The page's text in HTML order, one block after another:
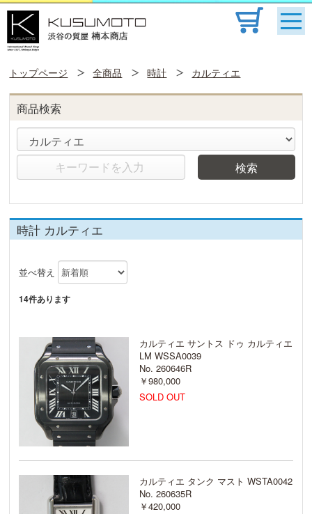
トップページ 全商品 時計 カルティエ
商品検索
検索
時計 カルティエ
並べ替え
14件あります
カルティエ サントス ドゥ カルティエ
LM WSSA0039
No. 260646R
￥980,000
SOLD OUT
カルティエ タンク マスト WSTA0042
No. 260635R
￥420,000